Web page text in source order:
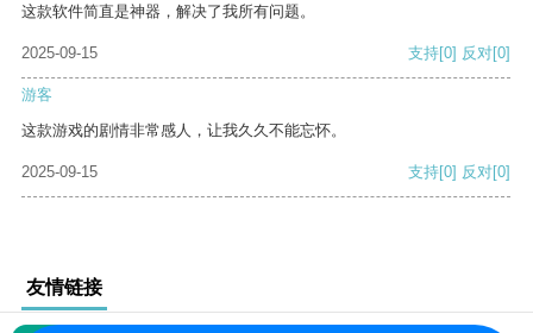
这款软件简直是神器，解决了我所有问题。
2025-09-15 支持[0] 反对[0]
游客
这款游戏的剧情非常感人，让我久久不能忘怀。
2025-09-15 支持[0] 反对[0]
友情链接